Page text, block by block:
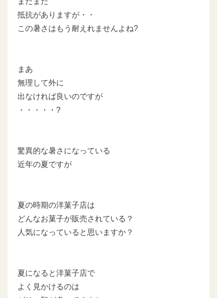
抵抗がありますが・・
この暑さはもう耐えれませんよね?
まあ
無理して外に
出なければ良いのですが
・・・・・?
驚異的な暑さになっている
近年の夏ですが
夏の時期の洋菓子店は
どんなお菓子が販売されている？
人気になっていると思いますか？
夏になると洋菓子店で
よく見かけるのは